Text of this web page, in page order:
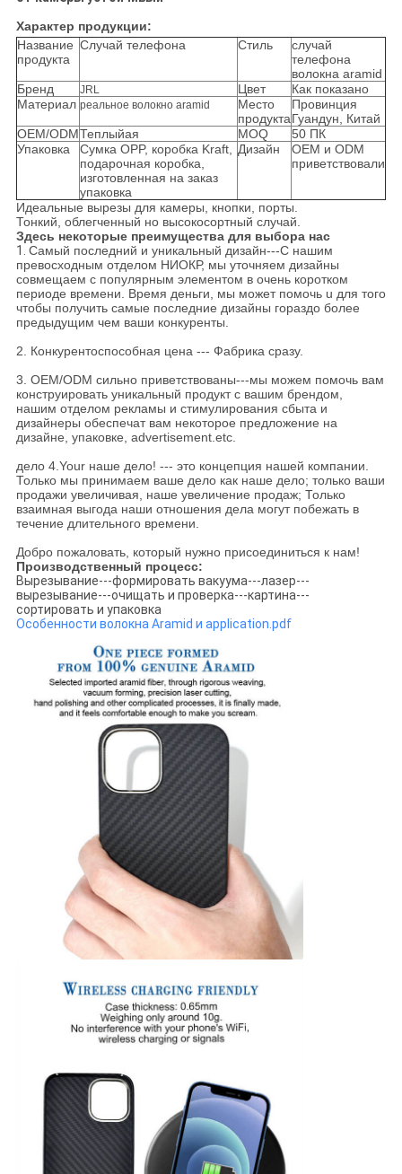
Характер продукции:
Название
продукта
Случай телефона Стиль
случай
телефона
волокна aramid
Бренд
JRL Цвет
Как показано
Материал реальное волокно aramid
Место
продукта
Провинция
Гуандун, Китай
OEM/ODMТеплыйая MOQ
50 ПК
Упаковка
Сумка OPP, коробка Kraft,
подарочная коробка,
изготовленная на заказ
упаковка
Дизайн
OEM и ODM
приветствовали
Идеальные вырезы для камеры, кнопки, порты.
Тонкий, облегченный но высокосортный случай.
Здесь некоторые преимущества для выбора нас
1. Самый последний и уникальный дизайн---С нашим
превосходным отделом НИОКР, мы уточняем дизайны
совмещаем с популярным элементом в очень коротком
периоде времени. Время деньги, мы может помочь u для того
чтобы получить самые последние дизайны гораздо более
предыдущим чем ваши конкуренты.
2. Конкурентоспособная цена --- Фабрика сразу.
3. OEM/ODM сильно приветствованы---мы можем помочь вам
конструировать уникальный продукт с вашим брендом,
нашим отделом рекламы и стимулирования сбыта и
дизайнеры обеспечат вам некоторое предложение на
дизайне, упаковке, advertisement.etc.
дело 4.Your наше дело! --- это концепция нашей компании.
Только мы принимаем ваше дело как наше дело; только ваши
продажи увеличивая, наше увеличение продаж; Только
взаимная выгода наши отношения дела могут побежать в
течение длительного времени.
Добро пожаловать, который нужно присоединиться к нам!
Производственный процесс:
Вырезывание---формировать вакуума---лазер---
вырезывание---очищать и проверка---картина---
сортировать и упаковка
Особенности волокна Aramid и application.pdf